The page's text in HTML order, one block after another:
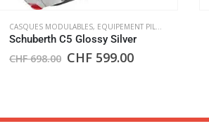
CASQUES MODULABLES, EQUIPEMENT PILOTE
Schuberth C5 Glossy Silver
CHF698.00 CHF 599.00